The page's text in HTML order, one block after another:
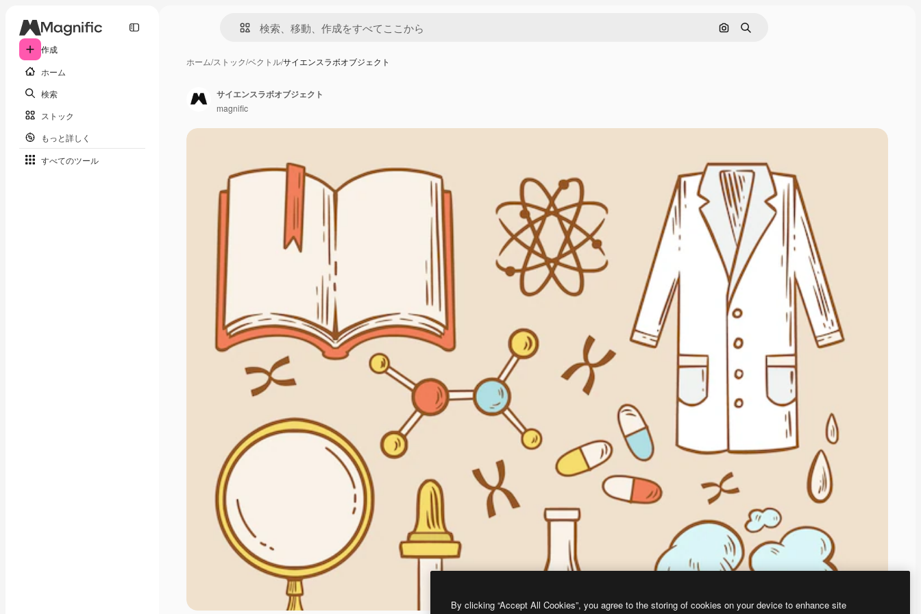
作成
ホーム
検索
ストック
もっと詳しく
すべてのツール
画像で検索
検索
ホーム/ストック/ベクトル/サイエンスラボオブジェクト
サイエンスラボオブジェクト
magnific
By clicking “Accept All Cookies”, you agree to the storing of cookies on your device to enhance site